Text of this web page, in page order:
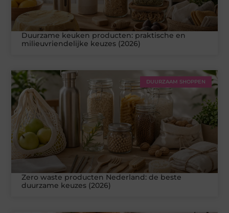
Duurzame keuken producten: praktische en
milieuvriendelijke keuzes (2026)
DUURZAAM SHOPPEN
Zero waste producten Nederland: de beste
duurzame keuzes (2026)